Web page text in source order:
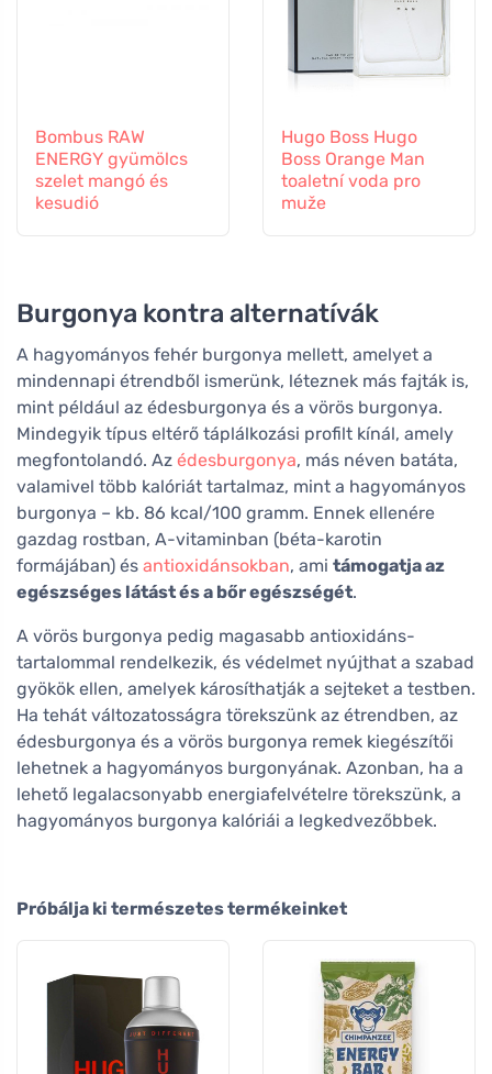
Bombus RAW
ENERGY gyümölcs
szelet mangó és
kesudió
Hugo Boss Hugo
Boss Orange Man
toaletní voda pro
muže
Burgonya kontra alternatívák
A hagyományos fehér burgonya mellett, amelyet a
mindennapi étrendből ismerünk, léteznek más fajták is,
mint például az édesburgonya és a vörös burgonya.
Mindegyik típus eltérő táplálkozási profilt kínál, amely
megfontolandó. Az édesburgonya, más néven batáta,
valamivel több kalóriát tartalmaz, mint a hagyományos
burgonya – kb. 86 kcal/100 gramm. Ennek ellenére
gazdag rostban, A-vitaminban (béta-karotin
formájában) és antioxidánsokban, ami támogatja az
egészséges látást és a bőr egészségét.
A vörös burgonya pedig magasabb antioxidáns-
tartalommal rendelkezik, és védelmet nyújthat a szabad
gyökök ellen, amelyek károsíthatják a sejteket a testben.
Ha tehát változatosságra törekszünk az étrendben, az
édesburgonya és a vörös burgonya remek kiegészítői
lehetnek a hagyományos burgonyának. Azonban, ha a
lehető legalacsonyabb energiafelvételre törekszünk, a
hagyományos burgonya kalóriái a legkedvezőbbek.
Próbálja ki természetes termékeinket